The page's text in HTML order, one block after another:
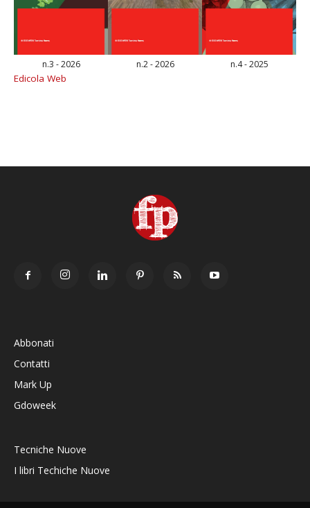
n.3 - 2026 n.2 - 2026 n.4 - 2025
Edicola Web
Abbonati
Contatti
Mark Up
Gdoweek
Tecniche Nuove
I libri Techiche Nuove